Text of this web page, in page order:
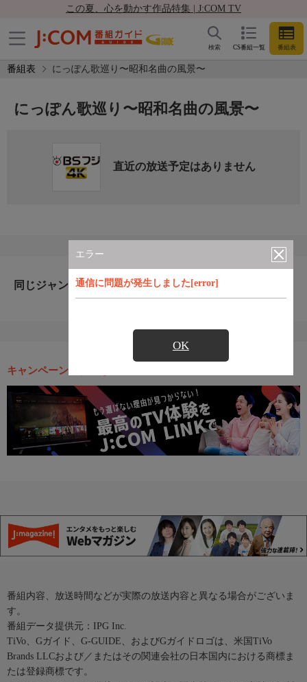
この夏、心を動かす作品特集 | J:COM TV
CS番組一覧 番組表
検索
番組表 にっぽん歌巡り〜昭和名曲の風景〜
エラー
通信に問題が発生しました[error]
OK
にっぽん歌巡り〜昭和名曲の風景〜
直近の放送予定はありません
同じジャンルのおすすめ番組
キャンペーン・お得な情報
番組内容、放送時間などが実際の放送内容と異なる場合がございま
す。
番組データ提供元：IPG Inc.
TiVo、Gガイド、G-GUIDE、およびGガイドロゴは、米国TiVo
Brands LLCおよび／またはその関連会社の日本国内における商標ま
たは登録商標です。